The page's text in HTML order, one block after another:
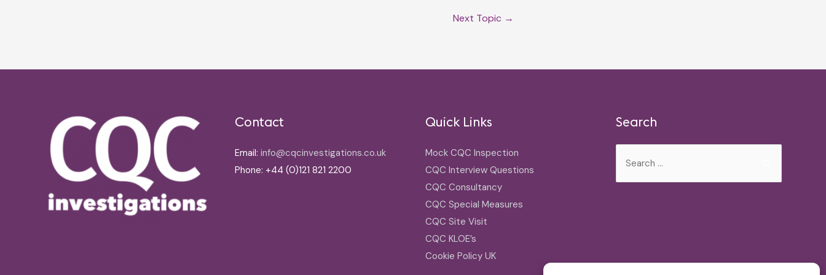
Next Topic →
Contact
Email: info@cqcinvestigations.co.uk
Phone: +44 (0)121 821 2200
Quick Links
Mock CQC Inspection
CQC Interview Questions
CQC Consultancy
CQC Special Measures
CQC Site Visit
CQC KLOE’s
Cookie Policy UK
Search
for: